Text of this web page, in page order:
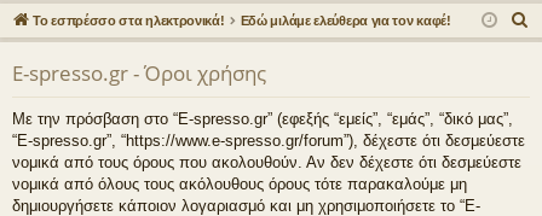
γο
ρε
ς
συ
έσ
Συ
ζη
σε
δε
ση
ρα
φ
Το εσπρέσσο στα ηλεκτρονικά! Εδώ μιλάμε ελεύθερα για τον καφέ!
ν
E-spresso.gr - Όροι χρήσης
Με την πρόσβαση στο “E-spresso.gr” (εφεξής “εμείς”, “εμάς”, “δικό μας”,
“E-spresso.gr”, “https://www.e-spresso.gr/forum”), δέχεστε ότι δεσμεύεστε
νομικά από τους όρους που ακολουθούν. Αν δεν δέχεστε ότι δεσμεύεστε
νομικά από όλους τους ακόλουθους όρους τότε παρακαλούμε μη
δημιουργήσετε κάποιον λογαριασμό και μη χρησιμοποιήσετε το “E-